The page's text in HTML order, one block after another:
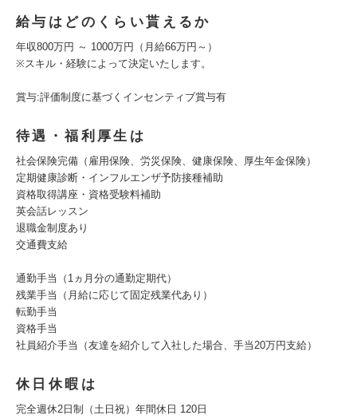
給与はどのくらい貰えるか
年収800万円 ～ 1000万円（月給66万円～）
※スキル・経験によって決定いたします。
賞与:評価制度に基づくインセンティブ賞与有
待遇・福利厚生は
社会保険完備（雇用保険、労災保険、健康保険、厚生年金保険）
定期健康診断・インフルエンザ予防接種補助
資格取得講座・資格受験料補助
英会話レッスン
退職金制度あり
交通費支給
通勤手当（1ヵ月分の通勤定期代）
残業手当（月給に応じて固定残業代あり）
転勤手当
資格手当
社員紹介手当（友達を紹介して入社した場合、手当20万円支給）
休日休暇は
完全週休2日制（土日祝）年間休日 120日